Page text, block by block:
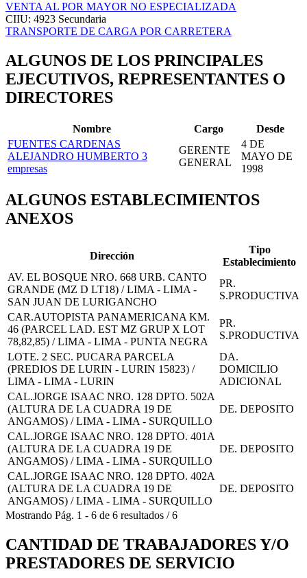
VENTA AL POR MAYOR NO ESPECIALIZADA
CIIU: 4923 Secundaria
TRANSPORTE DE CARGA POR CARRETERA
ALGUNOS DE LOS PRINCIPALES
EJECUTIVOS, REPRESENTANTES O
DIRECTORES
Nombre Cargo
Desde
FUENTES CARDENAS
ALEJANDRO HUMBERTO 3
empresas
GERENTE
GENERAL
4 DE
MAYO DE
1998
ALGUNOS ESTABLECIMIENTOS
ANEXOS
Dirección
Tipo
Establecimiento
AV. EL BOSQUE NRO. 668 URB. CANTO
GRANDE (MZ D LT18) / LIMA - LIMA -
SAN JUAN DE LURIGANCHO
PR.
S.PRODUCTIVA
CAR.AUTOPISTA PANAMERICANA KM.
46 (PARCEL LAD. EST MZ GRUP X LOT
78,82,85) / LIMA - LIMA - PUNTA NEGRA
PR.
S.PRODUCTIVA
LOTE. 2 SEC. PUCARA PARCELA
(PREDIOS DE LURIN - LURIN 15823) /
LIMA - LIMA - LURIN
DA.
DOMICILIO
ADICIONAL
CAL.JORGE ISAAC NRO. 128 DPTO. 502A
(ALTURA DE LA CUADRA 19 DE
ANGAMOS) / LIMA - LIMA - SURQUILLO
DE. DEPOSITO
CAL.JORGE ISAAC NRO. 128 DPTO. 401A
(ALTURA DE LA CUADRA 19 DE
ANGAMOS) / LIMA - LIMA - SURQUILLO
DE. DEPOSITO
CAL.JORGE ISAAC NRO. 128 DPTO. 402A
(ALTURA DE LA CUADRA 19 DE
ANGAMOS) / LIMA - LIMA - SURQUILLO
DE. DEPOSITO
Mostrando Pág. 1 - 6 de 6 resultados /6
CANTIDAD DE TRABAJADORES Y/O
PRESTADORES DE SERVICIO